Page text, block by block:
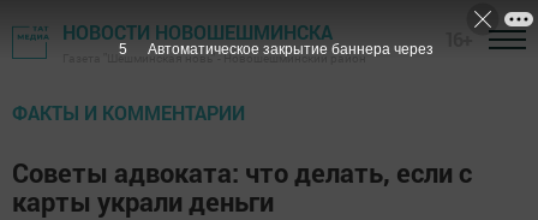
НОВОСТИ НОВОШЕШМИНСКА
Газета "Шешминская новь" - Новошешминский район
ФАКТЫ И КОММЕНТАРИИ
Советы адвоката: что делать, если с
карты украли деньги
4 Автоматическое закрытие баннера через